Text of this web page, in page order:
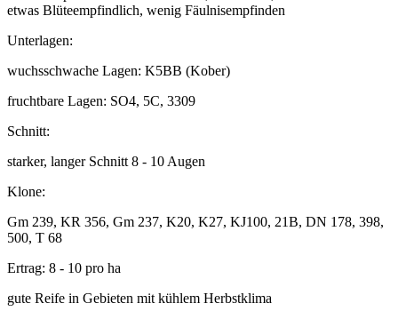
etwas Blüteempfindlich, wenig Fäulnisempfinden
Unterlagen:
wuchsschwache Lagen: K5BB (Kober)
fruchtbare Lagen: SO4, 5C, 3309
Schnitt:
starker, langer Schnitt 8 - 10 Augen
Klone:
Gm 239, KR 356, Gm 237, K20, K27, KJ100, 21B, DN 178, 398,
500, T 68
Ertrag: 8 - 10 pro ha
gute Reife in Gebieten mit kühlem Herbstklima